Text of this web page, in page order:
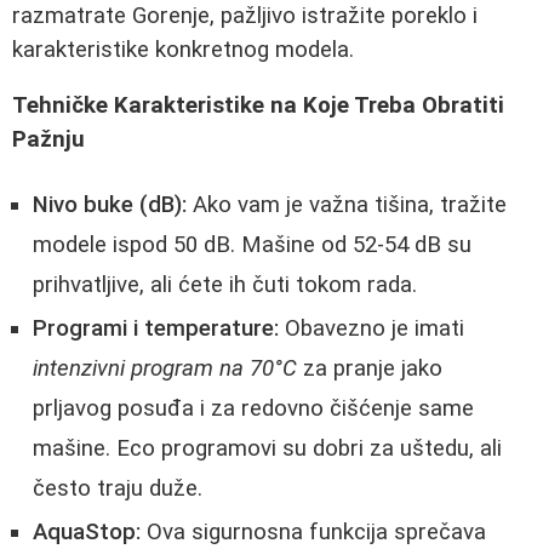
razmatrate Gorenje, pažljivo istražite poreklo i
karakteristike konkretnog modela.
Tehničke Karakteristike na Koje Treba Obratiti
Pažnju
Nivo buke (dB): Ako vam je važna tišina, tražite
modele ispod 50 dB. Mašine od 52-54 dB su
prihvatljive, ali ćete ih čuti tokom rada.
Programi i temperature: Obavezno je imati
intenzivni program na 70°C za pranje jako
prljavog posuđa i za redovno čišćenje same
mašine. Eco programovi su dobri za uštedu, ali
često traju duže.
AquaStop: Ova sigurnosna funkcija sprečava